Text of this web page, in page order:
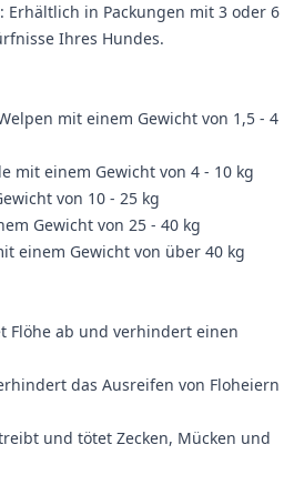
Erhältlich in Packungen mit 3 oder 6
Ihres Hundes.
mit einem Gewicht von 1,5 - 4
mit einem Gewicht von 4 - 10 kg
von 10 - 25 kg
Gewicht von 25 - 40 kg
einem Gewicht von über 40 kg
Flöhe ab und verhindert einen
das Ausreifen von Floheiern
und tötet Zecken, Mücken und